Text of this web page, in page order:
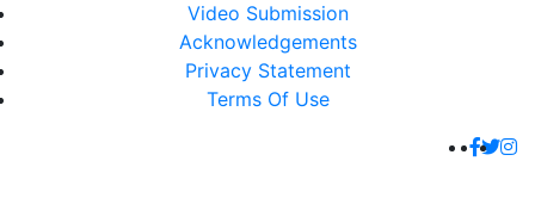
Video Submission
Acknowledgements
Privacy Statement
Terms Of Use